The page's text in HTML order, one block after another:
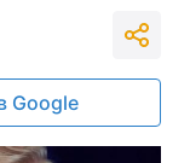
Google